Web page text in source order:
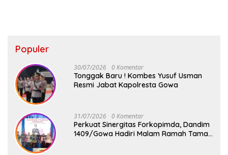
Populer
30/07/2026 0 Komentar
Tonggak Baru ! Kombes Yusuf Usman
Resmi Jabat Kapolresta Gowa
31/07/2026 0 Komentar
Perkuat Sinergitas Forkopimda, Dandim
1409/Gowa Hadiri Malam Ramah Tamah